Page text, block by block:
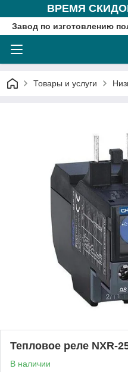
ВРЕМЯ
Завод по изготовлению
Товары и услуги
Тепловое реле NXR-
В наличии